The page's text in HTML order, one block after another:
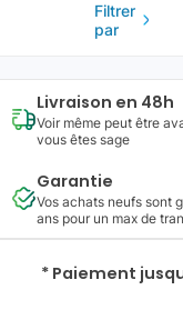
Filtrer
par
Livraison en 48h
Voir même peut être
vous êtes sage
Garantie
Vos achats neufs sont
ans pour un max de
* Paiement